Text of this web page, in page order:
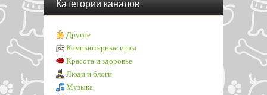
Категории каналов
Другое
Компьютерные игры
Красота и здоровье
Люди и блоги
Музыка